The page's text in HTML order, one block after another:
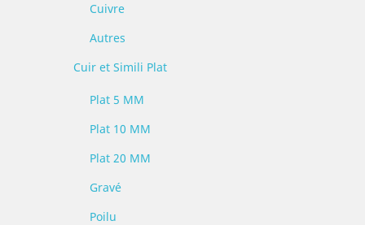
Cuivre
Autres
Cuir et Simili Plat
Plat 5 MM
Plat 10 MM
Plat 20 MM
Gravé
Poilu